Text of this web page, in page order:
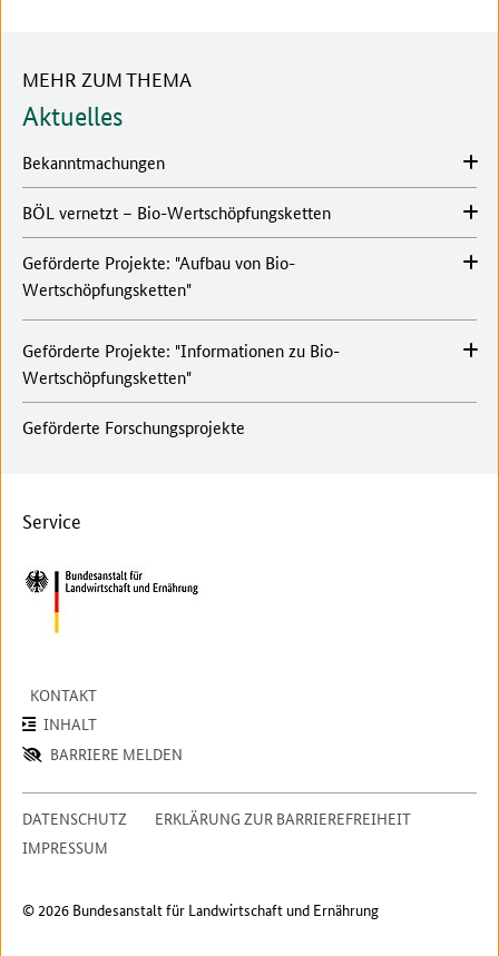
MEHR ZUM THEMA
Aktuelles
Bekanntmachungen
BÖL vernetzt – Bio-Wertschöpfungsketten
Geförderte Projekte: "Aufbau von Bio-
Wertschöpfungsketten"
Geförderte Projekte: "Informationen zu Bio-
Wertschöpfungsketten"
Geförderte Forschungsprojekte
Service
KONTAKT
INHALT
BARRIERE MELDEN
DATENSCHUTZ
ERKLÄRUNG ZUR BARRIEREFREIHEIT
IMPRESSUM
© 2026 Bundesanstalt für Landwirtschaft und Ernährung